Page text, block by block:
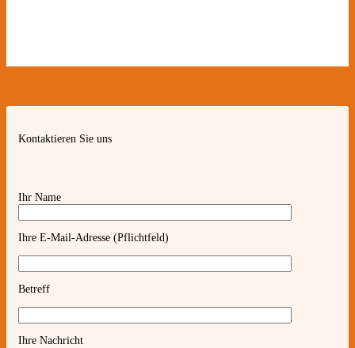
Kontaktieren Sie uns
Ihr Name
Ihre E-Mail-Adresse (Pflichtfeld)
Betreff
Ihre Nachricht